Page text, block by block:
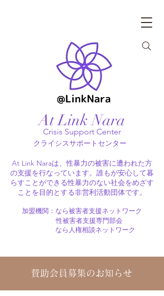
At Link Nara
Crisis Support Center
クライシスサポートセンター
At Link Naraは、性暴力の被害に遭われた方
の支援を行なっています。誰もが安心して暮
らすことができる性暴力のない社会をめざす
ことを目的とする非営利活動団体です。
加盟機関：​なら被害者支援ネットワーク
性被害者支援専門部会
なら人権相談ネットワーク
賛助会員募集のお知らせ